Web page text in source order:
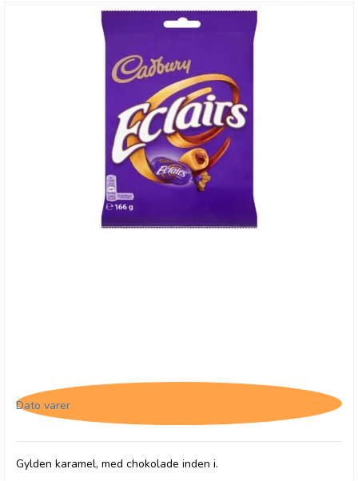
Dato varer
Gylden karamel, med chokolade inden i.